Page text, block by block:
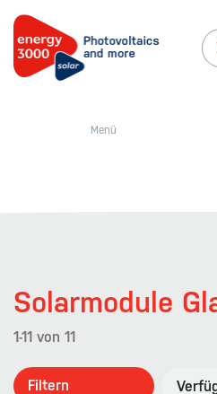
Menü
Solarmodule
1-11 von 11
Filtern